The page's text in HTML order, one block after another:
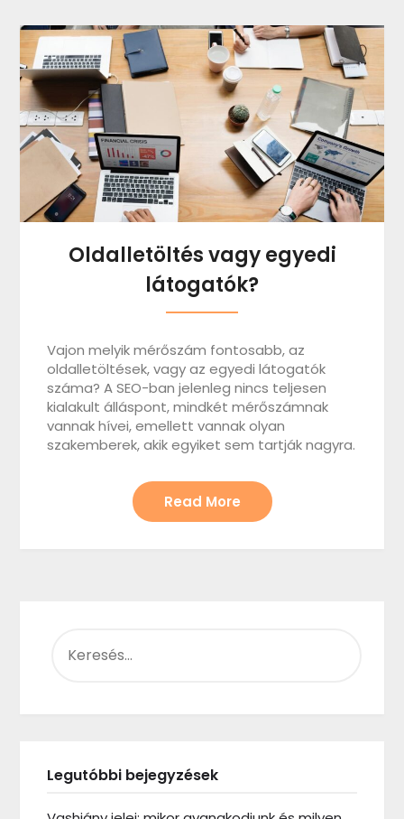
Oldalletöltés vagy egyedi
látogatók?
Vajon melyik mérőszám fontosabb, az
oldalletöltések, vagy az egyedi látogatók
száma? A SEO-ban jelenleg nincs teljesen
kialakult álláspont, mindkét mérőszámnak
vannak hívei, emellett vannak olyan
szakemberek, akik egyiket sem tartják nagyra.
Read More
Legutóbbi bejegyzések